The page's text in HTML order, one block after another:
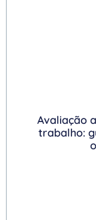
Avaliação
trabalho: